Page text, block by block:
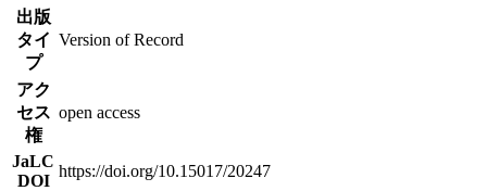
出版
タイ
プ
Version of Record
アク
セス
権
open access
JaLC
DOI
https://doi.org/10.15017/20247